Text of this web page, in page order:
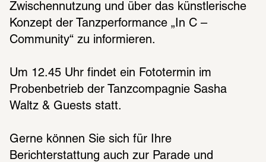
Zwischennutzung und über das künstlerische
Konzept der Tanzperformance „In C –
Community“ zu informieren.
Um 12.45 Uhr findet ein Fototermin im
Probenbetrieb der Tanzcompagnie Sasha
Waltz & Guests statt.
Gerne können Sie sich für Ihre
Berichterstattung auch zur Parade und